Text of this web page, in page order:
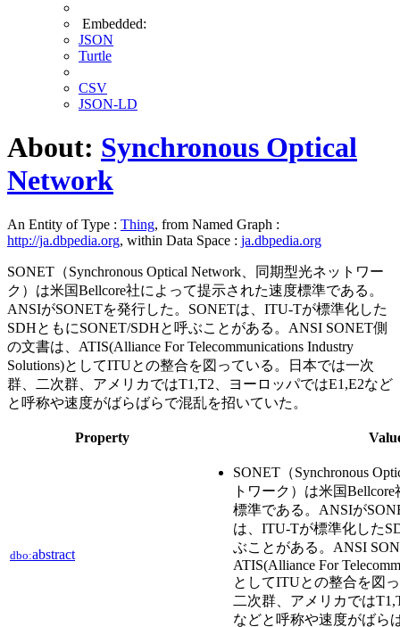
Embedded:
JSON
Turtle
CSV
JSON-LD
About: Synchronous Optical
Network
An Entity of Type : Thing, from Named Graph :
http://ja.dbpedia.org, within Data Space : ja.dbpedia.org
SONET（Synchronous Optical Network、同期型光ネットワー
ク）は米国Bellcore社によって提示された速度標準である。
ANSIがSONETを発行した。SONETは、ITU-Tが標準化した
SDHともにSONET/SDHと呼ぶことがある。ANSI SONET側
の文書は、ATIS(Alliance For Telecommunications Industry
Solutions)としてITUとの整合を図っている。日本では一次
群、二次群、アメリカではT1,T2、ヨーロッパではE1,E2など
と呼称や速度がばらばらで混乱を招いていた。
Property
dbo:abstract
SONET（Synchronous
トワーク）は米国
標準である。ANSIが
は、ITU-Tが標準化した
ぶことがある。ANSI
ATIS(Alliance For
としてITUとの整合を図
二次群、アメリカでは
などと呼称や速度がばら